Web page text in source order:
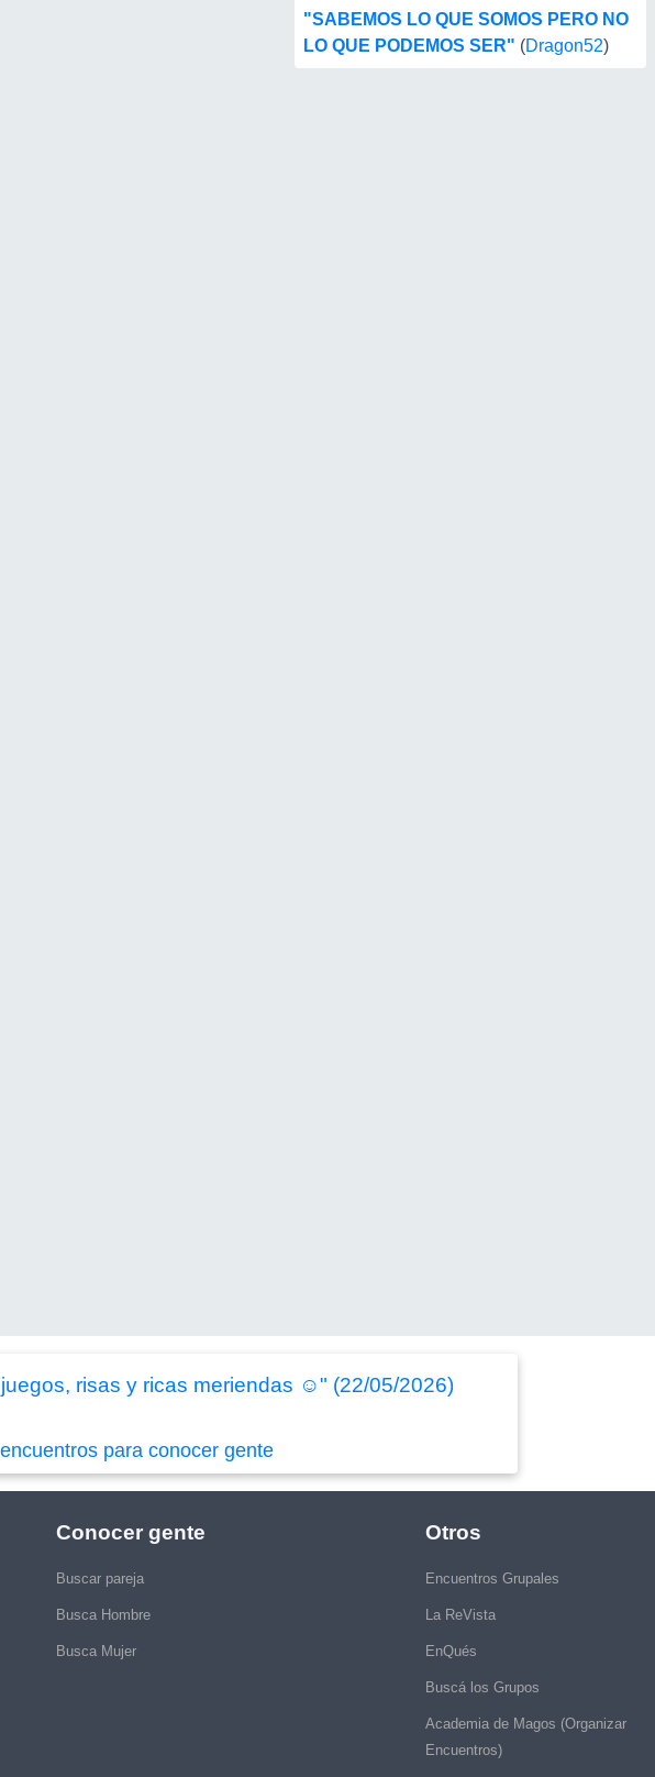
"SABEMOS LO QUE SOMOS PERO NO
LO QUE PODEMOS SER" (Dragon52)
risas y ricas meriendas ☺️" (22/05/2026)
para conocer gente
Conocer gente
Buscar pareja
Busca Hombre
Busca Mujer
Otros
Encuentros Grupales
La ReVista
EnQués
Buscá los Grupos
Academia de Magos (Organizar
Encuentros)